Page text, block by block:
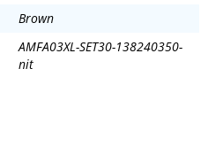
Brown
AMFA03XL-SET30-138240350-
nit